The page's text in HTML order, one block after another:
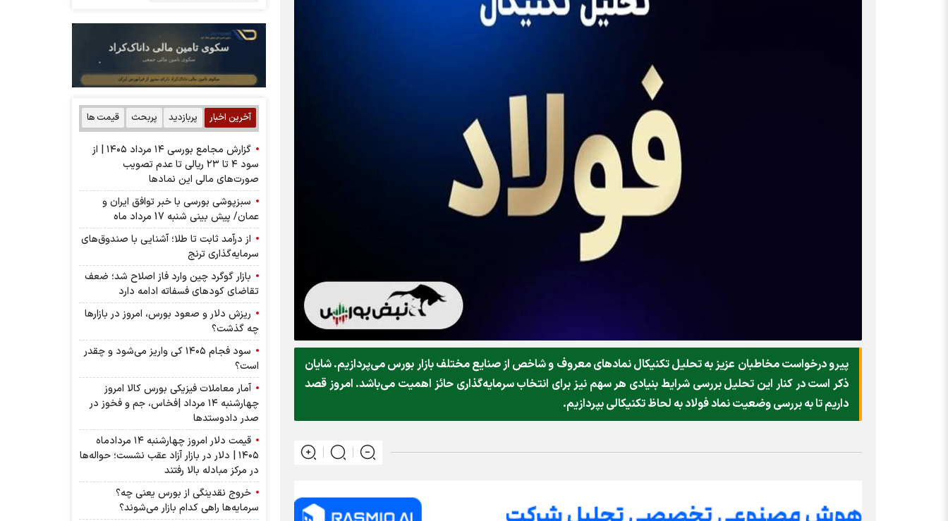
پیرو درخواست مخاطبان عزیز به تحلیل تکنیکال نمادهای معروف و شاخص‌ از صنایع مختلف بازار بورس می‌پردازیم. شایان
ذکر است در کنار این تحلیل بررسی شرایط بنیادی هر سهم نیز برای انتخاب سرمایه‌گذاری حائز اهمیت می‌باشد. امروز قصد
داریم تا به بررسی وضعیت نماد فولاد به لحاظ تکنیکالی بپردازیم.
آخرین اخبار پربازدید پربحث قیمت ها
گزارش مجامع بورسی ۱۴ مرداد ۱۴۰۵ | از
سود ۴ تا ۲۳ ریالی تا عدم تصویب
صورت‌های مالی این نماد‌ها
سبزپوشی بورسی با خبر توافق ایران و
عمان/ پیش بینی شنبه 17 مرداد ماه
از درآمد ثابت تا طلا؛ آشنایی با صندوق‌های
سرمایه‌گذاری ترنج
بازار گوگرد چین وارد فاز اصلاح شد؛ ضعف
تقاضای کودهای فسفاته ادامه دارد
ریزش دلار و صعود بورس، امروز در بازارها
چه گذشت؟
سود فجام ۱۴۰۵ کی واریز می‌شود و چقدر
است؟
آمار معاملات فیزیکی بورس کالا امروز
چهارشنبه ۱۴ مرداد |فخاس، جم و فخوز در
صدر دادوستد‌ها
قیمت دلار امروز چهارشنبه ۱۴ مردادماه
۱۴۰۵ | دلار در بازار آزاد عقب نشست؛ حواله‌ها
در مرکز مبادله بالا رفتند
خروج نقدینگی از بورس یعنی چه؟
سرمایه‌ها راهی کدام بازار می‌شوند؟